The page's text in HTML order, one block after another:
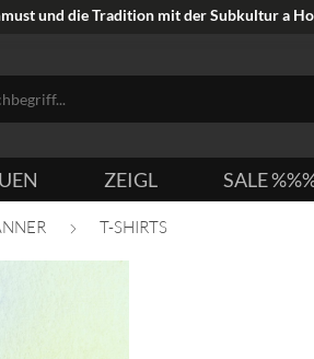
und die Tradition mit der Subkultur a
ZEIGL SALE
T-SHIRTS